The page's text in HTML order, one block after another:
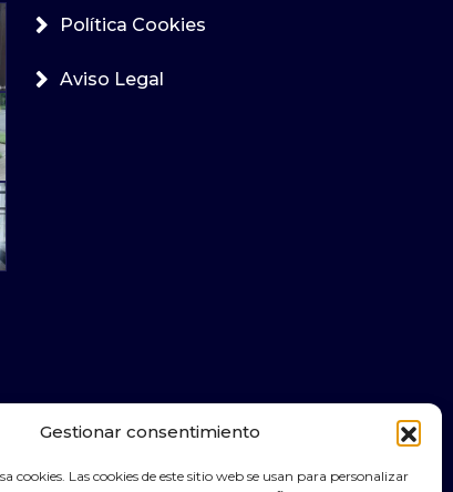
Gestionar consentimiento
cookies. Las cookies de este sitio web se usan para personalizar
Política Cookies
Aviso Legal